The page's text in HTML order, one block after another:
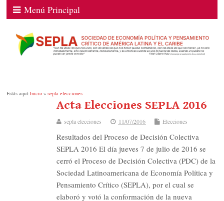
Menú Principal
Estás aquí:Inicio »sepla elecciones
Acta Elecciones SEPLA 2016
sepla elecciones 11/07/2016 Elecciones
Resultados del Proceso de Decisión Colectiva
SEPLA 2016 El día jueves 7 de julio de 2016 se
cerró el Proceso de Decisión Colectiva (PDC) de la
Sociedad Latinoamericana de Economía Política y
Pensamiento Crítico (SEPLA), por el cual se
elaboró y votó la conformación de la nueva